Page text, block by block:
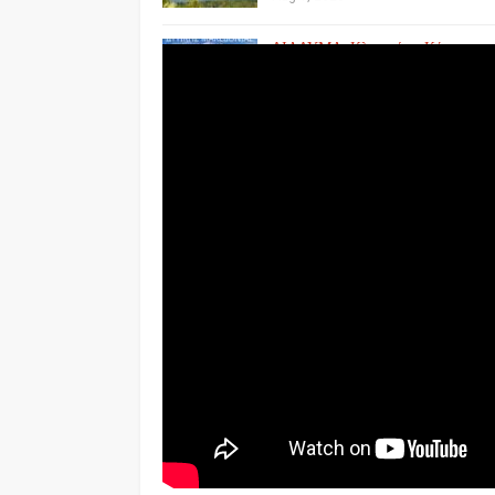
ΔΙΑΔΥΜΑ: Κλειστά τα Κέντρα